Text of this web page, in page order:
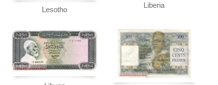
Lesotho
Liberia